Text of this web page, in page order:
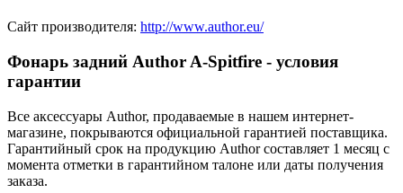
Сайт производителя: http://www.author.eu/
Фонарь задний Author A-Spitfire - условия
гарантии
Все аксессуары Author, продаваемые в нашем интернет-
магазине, покрываются официальной гарантией поставщика.
Гарантийный срок на продукцию Author составляет 1 месяц с
момента отметки в гарантийном талоне или даты получения
заказа.